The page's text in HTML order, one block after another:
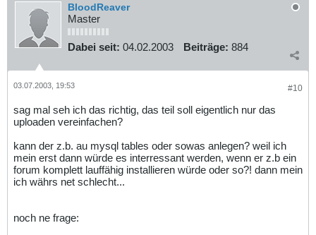
BloodReaver
Master
Dabei seit: 04.02.2003 Beiträge: 884
#10
03.07.2003, 19:53
sag mal seh ich das richtig, das teil soll eigentlich nur das
uploaden vereinfachen?
kann der z.b. au mysql tables oder sowas anlegen? weil ich
mein erst dann würde es interressant werden, wenn er z.b ein
forum komplett lauffähig installieren würde oder so?! dann mein
ich währs net schlecht...
noch ne frage: